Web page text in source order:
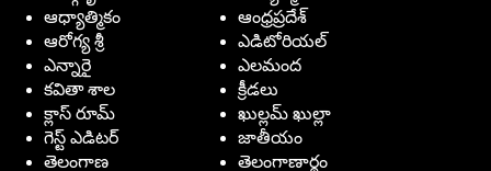
ఆధ్యాత్మికం
ఆంధ్రప్రదేశ్
ఆరోగ్య శ్రీ
ఎడిటోరియల్
ఎన్నారై
ఎలమంద
కవితా శాల
క్రీడలు
క్లాస్ రూమ్
ఖుల్లమ్ ఖుల్లా
గెస్ట్ ఎడిటర్
జాతీయం
తెలంగాణ
తెలంగాణార్థం